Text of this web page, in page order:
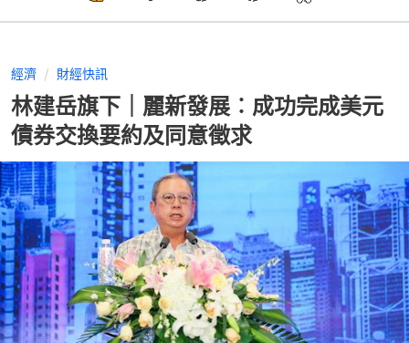
經濟 財經快訊
林建岳旗下｜麗新發展︰成功完成美元
債券交換要約及同意徵求